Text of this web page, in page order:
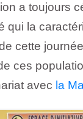
a toujours
qui la
de cette
ces
avec la